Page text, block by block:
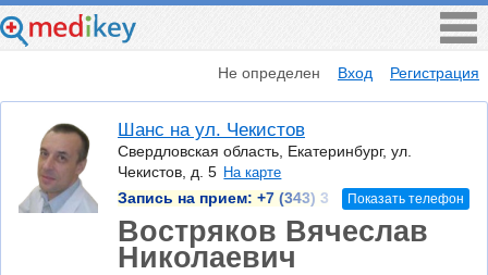
Не определен Вход Регистрация
Шанс на ул. Чекистов
Свердловская область, Екатеринбург, ул.
Чекистов, д. 5 На карте
Запись на прием: +7 (343) 3 Показать телефон
Востряков Вячеслав
Николаевич